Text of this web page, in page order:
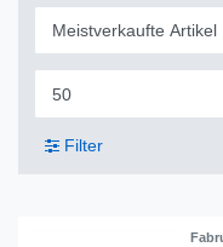
Filter